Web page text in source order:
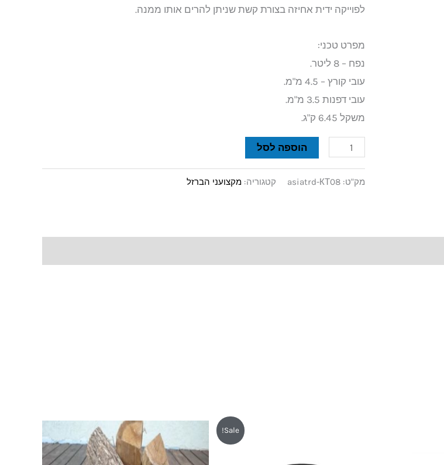
לפוייקה ידית אחיזה בצורת קשת שניתן להרים אותו ממנה.
מפרט טכני:
נפח – 8 ליטר.
עובי קורץ – 4.5 מ"מ.
עובי דפנות 3.5 מ"מ.
משקל 6.45 ק"ג.
הוספה לסל
מק"ט: asiatrd-КТ08 קטגוריה: מקצועני הברזל
Sale!